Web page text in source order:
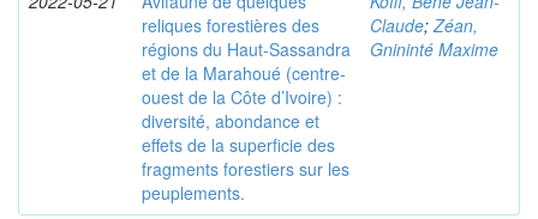
reliques forestières des
régions du Haut-Sassandra
et de la Marahoué (centre-
ouest de la Côte d’Ivoire) :
diversité, abondance et
effets de la superficie des
fragments forestiers sur les
peuplements.
Claude; Zéan,
Gnininté Maxime